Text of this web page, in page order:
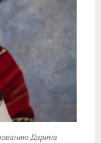
Дарина